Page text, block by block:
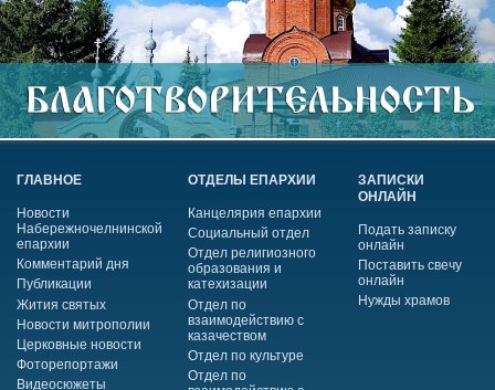
ГЛАВНОЕ
Новости
Набережночелнинской
епархии
Комментарий дня
Публикации
Жития святых
Новости митрополии
Церковные новости
Фоторепортажи
Видеосюжеты
ОТДЕЛЫ ЕПАРХИИ
Канцелярия епархии
Социальный отдел
Отдел религиозного
образования и
катехизации
Отдел по
взаимодействию с
казачеством
Отдел по культуре
Отдел по
ЗАПИСКИ
ОНЛАЙН
Подать записку
онлайн
Поставить свечу
онлайн
Нужды храмов